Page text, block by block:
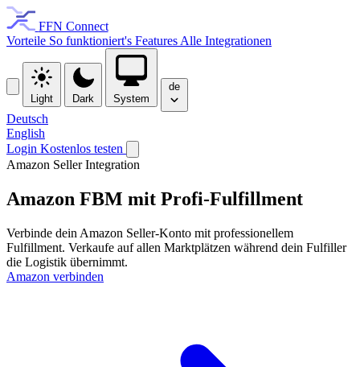
FFN Connect
Vorteile So funktioniert's Features Alle Integrationen
Light Dark System
de
Deutsch
English
Login Kostenlos testen
Amazon Seller Integration
Amazon FBM mit Profi-Fulfillment
Verbinde dein Amazon Seller-Konto mit professionellem
Fulfillment. Verkaufe auf allen Marktplätzen während dein Fulfiller
die Logistik übernimmt.
Amazon verbinden